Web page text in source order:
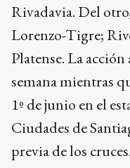
Rivadavia. Del
Lorenzo-Tigre;
Platense. La
semana mientras
1º de junio en el
Ciudades de
previa de los cruces.